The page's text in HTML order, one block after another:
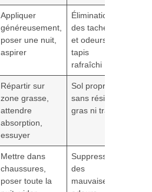
Appliquer
généreusement,
poser une nuit,
aspirer
Élimination
des taches
et odeurs,
tapis
rafraîchi
Répartir sur
zone grasse,
attendre
absorption,
essuyer
Sol propre
sans résidu
gras ni trace
Mettre dans
chaussures,
poser toute la
Suppression
des
mauvaises